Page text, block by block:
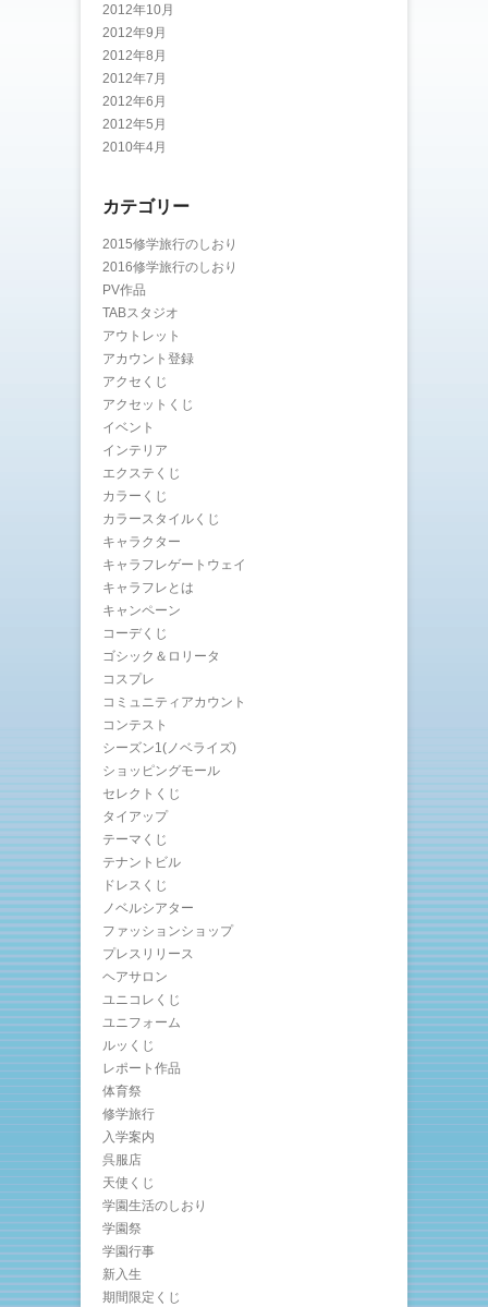
2012年10月
2012年9月
2012年8月
2012年7月
2012年6月
2012年5月
2010年4月
カテゴリー
2015修学旅行のしおり
2016修学旅行のしおり
PV作品
TABスタジオ
アウトレット
アカウント登録
アクセくじ
アクセットくじ
イベント
インテリア
エクステくじ
カラーくじ
カラースタイルくじ
キャラクター
キャラフレゲートウェイ
キャラフレとは
キャンペーン
コーデくじ
ゴシック＆ロリータ
コスプレ
コミュニティアカウント
コンテスト
シーズン1(ノベライズ)
ショッピングモール
セレクトくじ
タイアップ
テーマくじ
テナントビル
ドレスくじ
ノベルシアター
ファッションショップ
プレスリリース
ヘアサロン
ユニコレくじ
ユニフォーム
ルッくじ
レポート作品
体育祭
修学旅行
入学案内
呉服店
天使くじ
学園生活のしおり
学園祭
学園行事
新入生
期間限定くじ